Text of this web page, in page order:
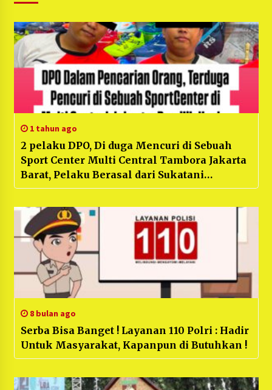
1 tahun ago
2 pelaku DPO, Di duga Mencuri di Sebuah
Sport Center Multi Central Tambora Jakarta
Barat, Pelaku Berasal dari Sukatani
Kabupaten Bekasi, Kerugian Pemilik Usaha
8 bulan ago
Serba Bisa Banget ! Layanan 110 Polri : Hadir
Untuk Masyarakat, Kapanpun di Butuhkan !